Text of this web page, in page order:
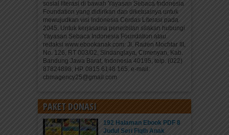
sosial literasi di bawah Yayasan Sebaca Indonesia
Foundation yang didirikan dan diketuainya untuk
mewujudkan visi Indonesia Cerdas Literasi pada
2045. Untuk kerjasama penerbitan silakan hubungi
Yayasan Sebaca Indonesia Foundation atau
redaksi www.ebookanak.com: Jl. Raden Mochtar III,
No. 126, RT 003/02, Sindanglaya, Cimenyan, Kab.
Bandung Jawa Barat, Indonesia 40195, telp. (022)
87824898, HP. 0815 6148 165. e-mail:
cbmagency25@gmail.com
PAKET DONASI
192 Halaman Ebook PDF 8
Judul Seri Fiqih Anak